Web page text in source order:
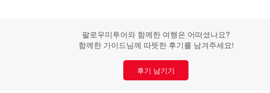
팔로우미투어와 함께한 여행은 어떠셨나요?
함께한 가이드님께 따뜻한 후기를 남겨주세요!
후기 남기기